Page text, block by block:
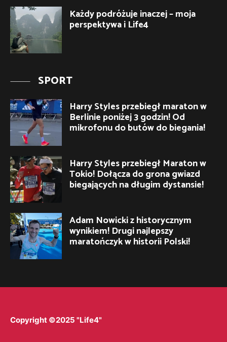
Każdy podróżuje inaczej – moja
perspektywa i Life4
SPORT
Harry Styles przebiegł maraton w
Berlinie poniżej 3 godzin! Od
mikrofonu do butów do biegania!
Harry Styles przebiegł Maraton w
Tokio! Dołącza do grona gwiazd
biegających na długim dystansie!
Adam Nowicki z historycznym
wynikiem! Drugi najlepszy
maratończyk w historii Polski!
Copyright ©2025 "Life4"